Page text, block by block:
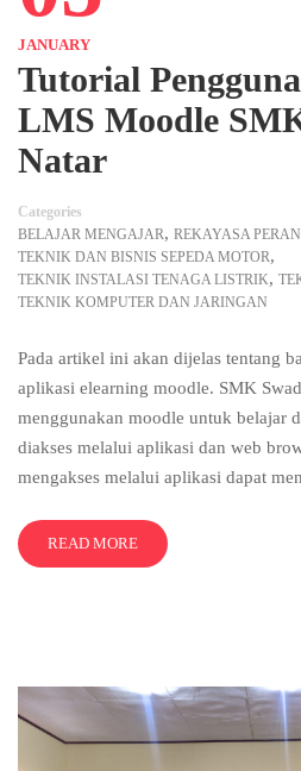
JANUARY
Tutorial
LMS Moodle
Natar
Categories
BELAJAR MENGAJAR, REKAYASA
TEKNIK DAN BISNIS SEPEDA MOTOR,
TEKNIK INSTALASI TENAGA LISTRIK,
TEKNIK KOMPUTER DAN JARINGAN
Pada artikel ini akan dijelas tentang
aplikasi elearning moodle. SMK
menggunakan moodle untuk belajar
diakses melalui aplikasi dan web
mengakses melalui aplikasi dapat
READ MORE